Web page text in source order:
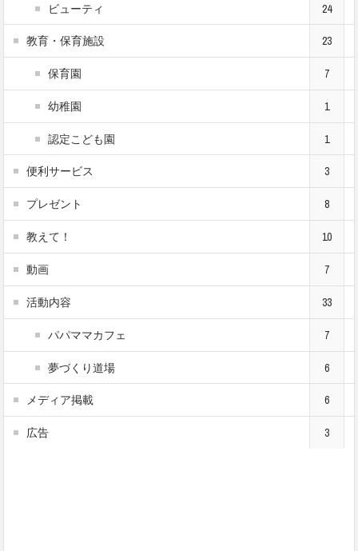
ビューティ 24
教育・保育施設 23
保育園 7
幼稚園 1
認定こども園 1
便利サービス 3
プレゼント 8
教えて！ 10
動画 7
活動内容 33
パパママカフェ 7
夢づくり道場 6
メディア掲載 6
広告 3